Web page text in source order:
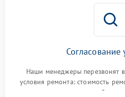
Согласование
Наши менеджеры перезвонят
условия ремонта: стоимость
гарантийные